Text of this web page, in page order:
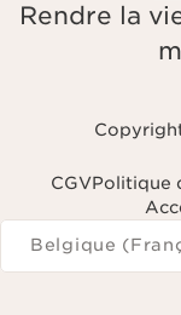
Rendre la
CGVPolitique
Naviguer vers
Belgique